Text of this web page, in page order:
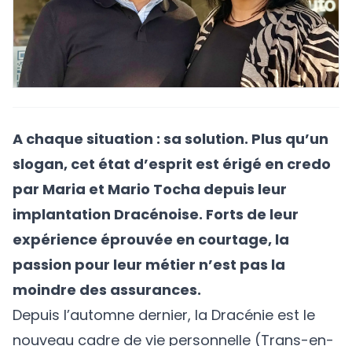
A chaque situation : sa solution. Plus qu’un
slogan, cet état d’esprit est érigé en credo
par Maria et Mario Tocha depuis leur
implantation Dracénoise. Forts de leur
expérience éprouvée en courtage, la
passion pour leur métier n’est pas la
moindre des assurances.
Depuis l’automne dernier, la Dracénie est le
nouveau cadre de vie personnelle (Trans-en-